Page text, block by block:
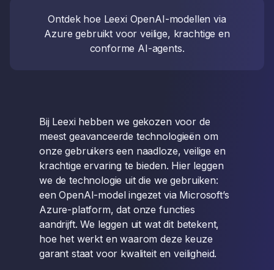
Ontdek hoe Leexi OpenAI-modellen via
Azure gebruikt voor veilige, krachtige en
conforme AI-agents.
Bij Leexi hebben we gekozen voor de
meest geavanceerde technologieën om
onze gebruikers een naadloze, veilige en
krachtige ervaring te bieden. Hier leggen
we de technologie uit die we gebruiken:
een OpenAI-model ingezet via Microsoft’s
Azure-platform, dat onze functies
aandrijft. We leggen uit wat dit betekent,
hoe het werkt en waarom deze keuze
garant staat voor kwaliteit en veiligheid.